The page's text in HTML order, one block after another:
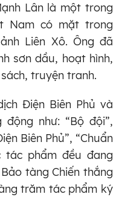
Lân là một trong
Nam có mặt trong
Liên Xô. Ông đã
sơn dầu, hoạt hình,
truyện tranh.
Điện Biên Phủ và
như: “Bộ đội”,
Biên Phủ”, “Chuẩn
tác phẩm đều đang
tàng Chiến thắng
trăm tác phẩm ký